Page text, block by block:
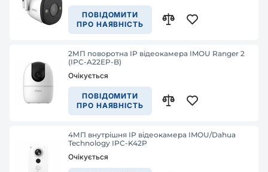
ПОВІДОМИТИ
ПРО НАЯВНІСТЬ
2МП поворотна IP відеокамера IMOU Ranger 2
(IPC-A22EP-B)
Очікується
ПОВІДОМИТИ
ПРО НАЯВНІСТЬ
4МП внутрішня IP відеокамера IMOU/Dahua
Technology IPC-K42P
Очікується